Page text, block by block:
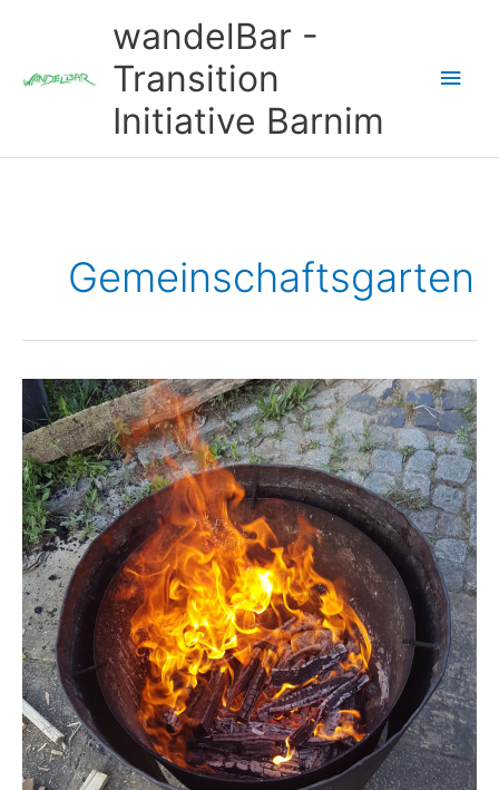
wandelBar -
Transition
Initiative Barnim
Gemeinschaftsgarten